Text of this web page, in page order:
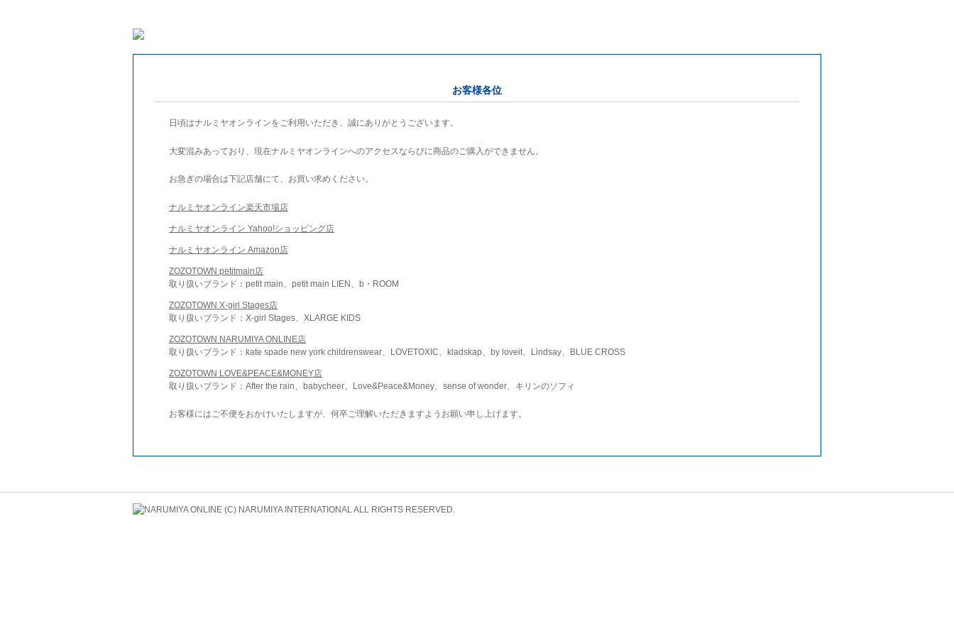
お客様各位
日頃はナルミヤオンラインをご利用いただき、誠にありがとうございます。
大変混みあっており、現在ナルミヤオンラインへのアクセスならびに商品のご購入ができません。
お急ぎの場合は下記店舗にて、お買い求めください。
ナルミヤオンライン楽天市場店
ナルミヤオンライン Yahoo!ショッピング店
ナルミヤオンライン Amazon店
ZOZOTOWN petitmain店
取り扱いブランド：petit main、petit main LIEN、b・ROOM
ZOZOTOWN X-girl Stages店
取り扱いブランド：X-girl Stages、XLARGE KIDS
ZOZOTOWN NARUMIYA ONLINE店
取り扱いブランド：kate spade new york childrenswear、LOVETOXIC、kladskap、by loveit、Lindsay、BLUE CROSS
ZOZOTOWN LOVE&PEACE&MONEY店
取り扱いブランド：After the rain、babycheer、Love&Peace&Money、sense of wonder、キリンのソフィ
お客様にはご不便をおかけいたしますが、何卒ご理解いただきますようお願い申し上げます。